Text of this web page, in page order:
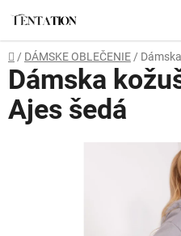
obsah
Domov
/ DÁMSKE OBLEČENIE /
Dámska
Ajes šedá